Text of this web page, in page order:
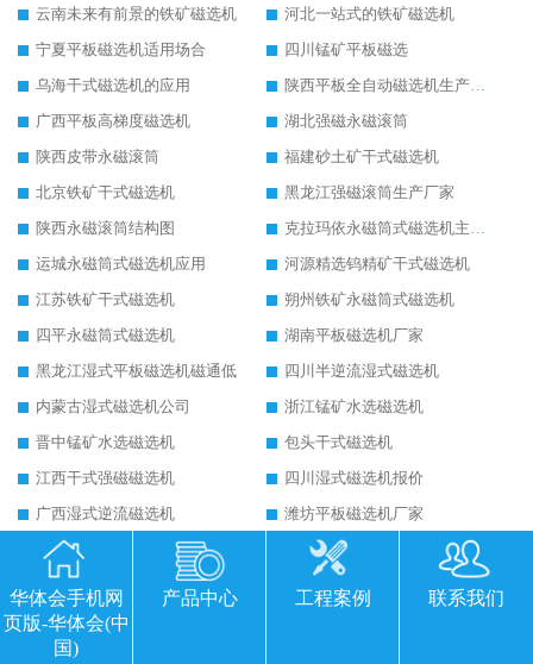
云南未来有前景的铁矿磁选机
河北一站式的铁矿磁选机
宁夏平板磁选机适用场合
四川锰矿平板磁选
乌海干式磁选机的应用
陕西平板全自动磁选机生产厂家
广西平板高梯度磁选机
湖北强磁永磁滚筒
陕西皮带永磁滚筒
福建砂土矿干式磁选机
北京铁矿干式磁选机
黑龙江强磁滚筒生产厂家
陕西永磁滚筒结构图
克拉玛依永磁筒式磁选机主要技术参数
运城永磁筒式磁选机应用
河源精选钨精矿干式磁选机
江苏铁矿干式磁选机
朔州铁矿永磁筒式磁选机
四平永磁筒式磁选机
湖南平板磁选机厂家
黑龙江湿式平板磁选机磁通低
四川半逆流湿式磁选机
内蒙古湿式磁选机公司
浙江锰矿水选磁选机
晋中锰矿水选磁选机
包头干式磁选机
江西干式强磁磁选机
四川湿式磁选机报价
广西湿式逆流磁选机
潍坊平板磁选机厂家
山东湿式平板磁选机
云南高强磁磁选机厂家
湖北高强磁磁选机可以去氧化铝
广西超强皮带辊式磁选机
山东四辊干式磁选机
华体会手机网
页版-华体会(中
国)
产品中心 工程案例 联系我们